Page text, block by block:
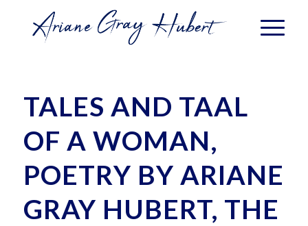
TALES AND TAAL
OF A WOMAN,
POETRY BY ARIANE
GRAY HUBERT, THE